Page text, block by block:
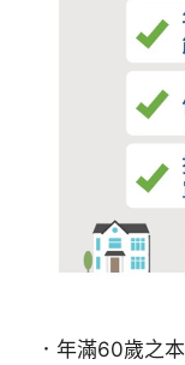
．年滿60歲之